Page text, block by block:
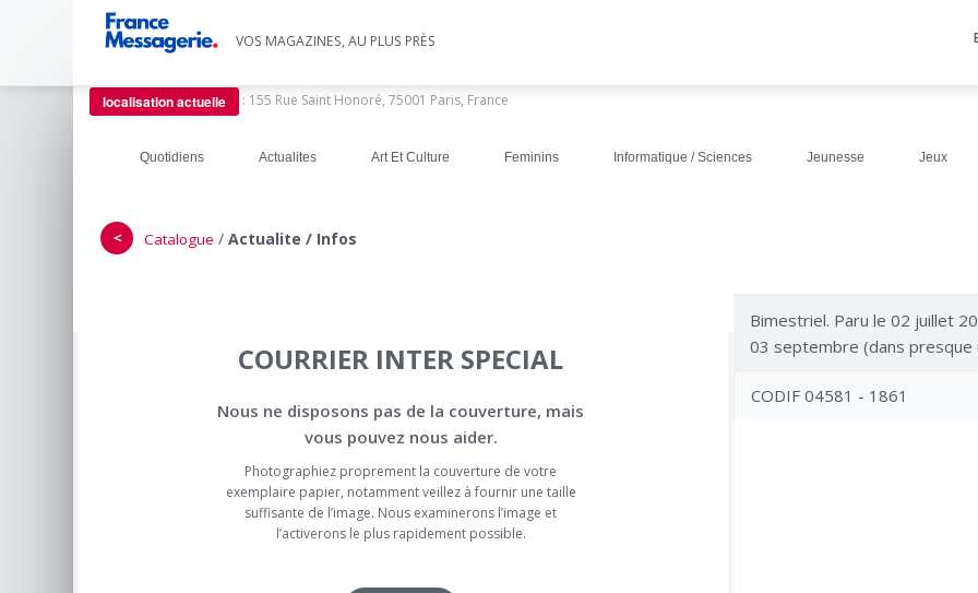
VOS MAGAZINES, AU PLUS PRÈS
localisation actuelle : 155 Rue Saint Honoré, 75001 Paris, France
Quotidiens Actualites Art Et Culture Feminins Informatique / Sciences Jeunesse Jeux
＜ Catalogue / Actualite / Infos
COURRIER INTER SPECIAL
Nous ne disposons pas de la couverture, mais
vous pouvez nous aider.
Photographiez proprement la couverture de votre
exemplaire papier, notamment veillez à fournir une taille
suffisante de l’image. Nous examinerons l’image et
l’activerons le plus rapidement possible.
Bimestriel. Paru le 02 juillet
03 septembre (dans presque
CODIF 04581 - 1861